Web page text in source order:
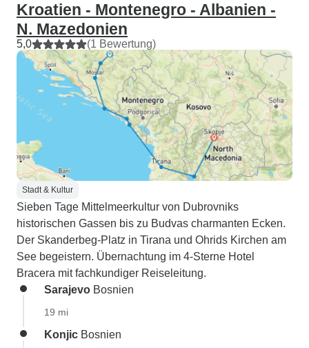
Kroatien - Montenegro - Albanien -
N. Mazedonien
5,0 (1 Bewertung)
Stadt & Kultur
Sieben Tage Mittelmeerkultur von Dubrovniks
historischen Gassen bis zu Budvas charmanten Ecken.
Der Skanderbeg-Platz in Tirana und Ohrids Kirchen am
See begeistern. Übernachtung im 4-Sterne Hotel
Bracera mit fachkundiger Reiseleitung.
Sarajevo Bosnien
19 mi
Konjic Bosnien